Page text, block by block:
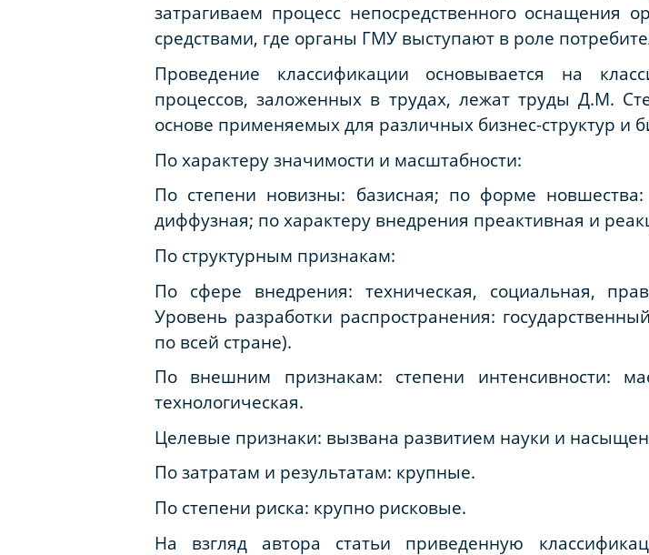
затрагиваем процесс непосредственного
средствами, где органы ГМУ выступают в роле
Проведение классификации основывается на
процессов, заложенных в трудах, лежат труды Д.М.
основе применяемых для различных бизнес-структур и
По характеру значимости и масштабности:
По степени новизны: базисная; по форме
диффузная; по характеру внедрения преактивная и
По структурным признакам:
По сфере внедрения: техническая, социальная,
Уровень разработки распространения:
по всей стране).
По внешним признакам: степени интенсивности:
технологическая.
Целевые признаки: вызвана развитием науки и
По затратам и результатам: крупные.
По степени риска: крупно рисковые.
На взгляд автора статьи приведенную